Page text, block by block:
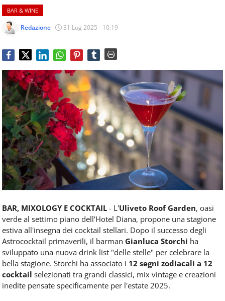
dei
consumi
fuoricasa,
Food
Service
e
tutte
le
novità
del
comparto
Horeca.
BAR & WINE
Redazione 31 Lug 2025 - 10:19
BAR, MIXOLOGY E COCKTAIL - L'Uliveto Roof Garden, oasi
verde al settimo piano dell'Hotel Diana, propone una stagione
estiva all'insegna dei cocktail stellari. Dopo il successo degli
Astrococktail primaverili, il barman Gianluca Storchi ha
sviluppato una nuova drink list "delle stelle" per celebrare la
bella stagione. Storchi ha associato i 12 segni zodiacali a 12
cocktail selezionati tra grandi classici, mix vintage e creazioni
inedite pensate specificamente per l'estate 2025.